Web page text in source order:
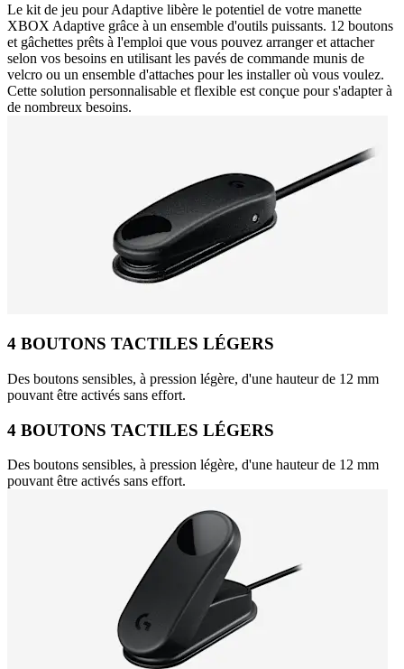
Le kit de jeu pour Adaptive libère le potentiel de votre manette
XBOX Adaptive grâce à un ensemble d'outils puissants. 12 boutons
et gâchettes prêts à l'emploi que vous pouvez arranger et attacher
selon vos besoins en utilisant les pavés de commande munis de
velcro ou un ensemble d'attaches pour les installer où vous voulez.
Cette solution personnalisable et flexible est conçue pour s'adapter à
de nombreux besoins.
4 BOUTONS TACTILES LÉGERS
Des boutons sensibles, à pression légère, d'une hauteur de 12 mm
pouvant être activés sans effort.
4 BOUTONS TACTILES LÉGERS
Des boutons sensibles, à pression légère, d'une hauteur de 12 mm
pouvant être activés sans effort.